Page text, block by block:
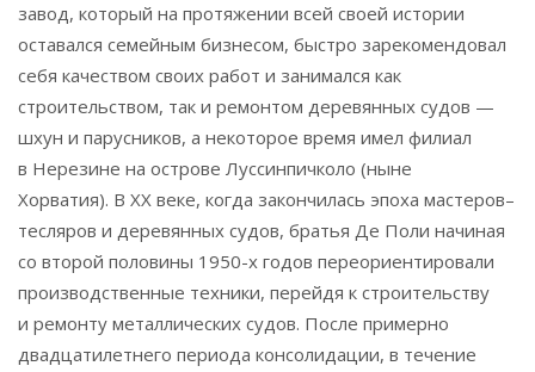
завод, который на протяжении всей своей истории
оставался семейным бизнесом, быстро зарекомендовал
себя качеством своих работ и занимался как
строительством, так и ремонтом деревянных судов —
шхун и парусников, а некоторое время имел филиал
в Нерезине на острове Луссинпичколо (ныне
Хорватия). В XX веке, когда закончилась эпоха мастеров–
тесляров и деревянных судов, братья Де Поли начиная
со второй половины 1950-х годов переориентировали
производственные техники, перейдя к строительству
и ремонту металлических судов. После примерно
двадцатилетнего периода консолидации, в течение